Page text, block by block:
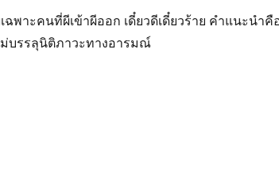
ฉพาะคนที่ผีเข้าผีออก เดี๋ยวดีเดี๋ยวร้าย คำแนะนำคื
ม่บรรลุนิติภาวะทางอารมณ์